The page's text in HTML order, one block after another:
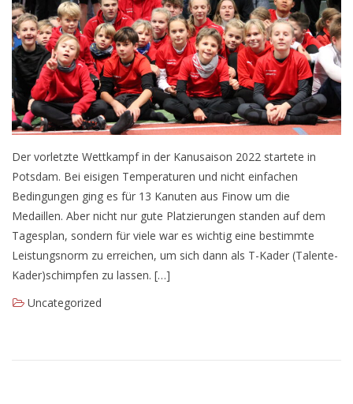
Wasserwandern
Seniorensportgruppe
Aktuelles
Planung für das laufende Sportjahr
Infobox
Anmeldung
Flyer
Der vorletzte Wettkampf in der Kanusaison 2022 startete in
Potsdam. Bei eisigen Temperaturen und nicht einfachen
Bedingungen ging es für 13 Kanuten aus Finow um die
Medaillen. Aber nicht nur gute Platzierungen standen auf dem
Tagesplan, sondern für viele war es wichtig eine bestimmte
Leistungsnorm zu erreichen, um sich dann als T-Kader (Talente-
Kader)schimpfen zu lassen. […]
Uncategorized